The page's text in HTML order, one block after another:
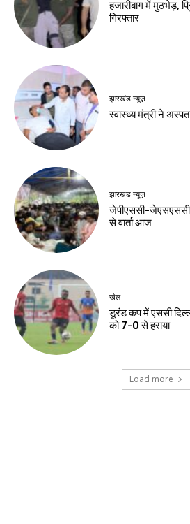
देश-विदेश
पूर्व कुलपति ब्रिगेडियर
ओ.पी. चौधरी का निधन
Birsa Bhumi Live -
August 8, 2026
नवीनतम लेख
देश-विदेश
झारखंड न्यूज़